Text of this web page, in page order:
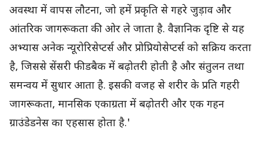
अवस्था में वापस लौटना, जो हमें प्रकृति से गहरे जुड़ाव और
आंतरिक जागरूकता की ओर ले जाता है. वैज्ञानिक दृष्टि से यह
अभ्यास अनेक न्यूरोरिसेप्टर्स और प्रोप्रियोसेप्टर्स को सक्रिय करता
है, जिससे सेंसरी फीडबैक में बढ़ोतरी होती है और संतुलन तथा
समन्वय में सुधार आता है. इसकी वजह से शरीर के प्रति गहरी
जागरूकता, मानसिक एकाग्रता में बढ़ोतरी और एक गहन
ग्राउंडेडनेस का एहसास होता है.'